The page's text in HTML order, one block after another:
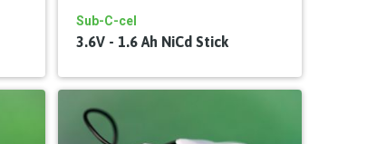
Sub-C-cel
3.6V - 1.6 Ah NiCd Stick